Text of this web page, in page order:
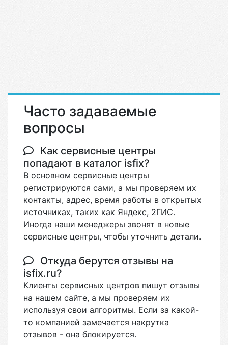
Часто задаваемые
вопросы
Как сервисные центры
попадают в каталог isfix?
В основном сервисные центры
регистрируются сами, а мы проверяем их
контакты, адрес, время работы в открытых
источниках, таких как Яндекс, 2ГИС.
Иногда наши менеджеры звонят в новые
сервисные центры, чтобы уточнить детали.
Откуда берутся отзывы на
isfix.ru?
Клиенты сервисных центров пишут отзывы
на нашем сайте, а мы проверяем их
используя свои алгоритмы. Если за какой-
то компанией замечается накрутка
отзывов - она блокируется.